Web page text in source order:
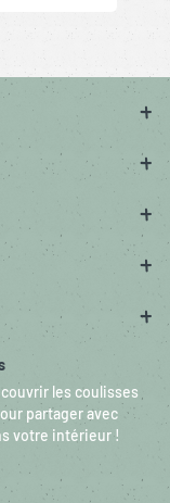
les coulisses
partager avec
votre intérieur !